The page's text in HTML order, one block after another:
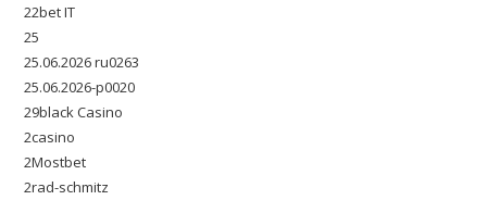
22bet IT
25
25.06.2026 ru0263
25.06.2026-p0020
29black Casino
2casino
2Mostbet
2rad-schmitz